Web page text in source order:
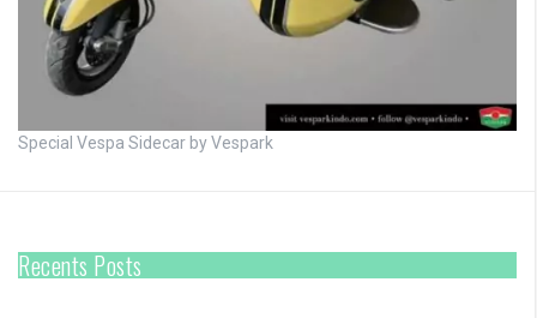
Special Vespa Sidecar by Vespark
Recents Posts